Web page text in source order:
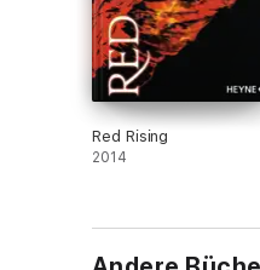
Red Rising
2014